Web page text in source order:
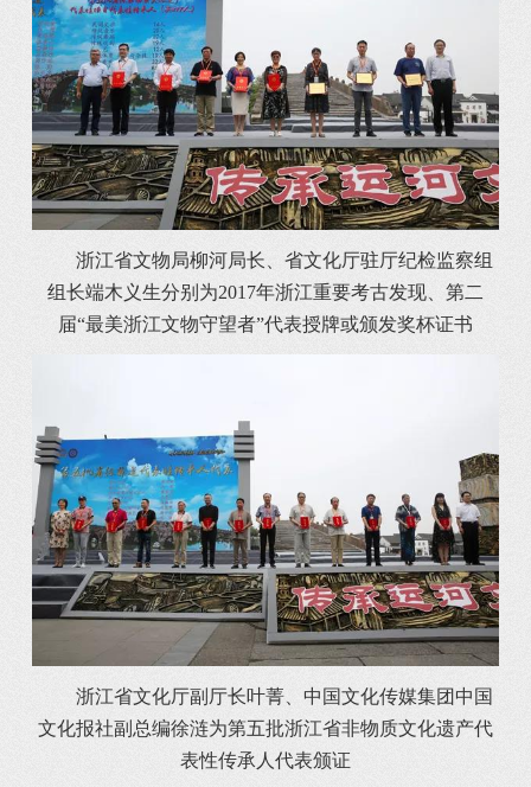
浙江省文物局柳河局长、省文化厅驻厅纪检监察组
组长端木义生分别为2017年浙江重要考古发现、第二
届“最美浙江文物守望者”代表授牌或颁发奖杯证书
浙江省文化厅副厅长叶菁、中国文化传媒集团中国
文化报社副总编徐涟为第五批浙江省非物质文化遗产代
表性传承人代表颁证